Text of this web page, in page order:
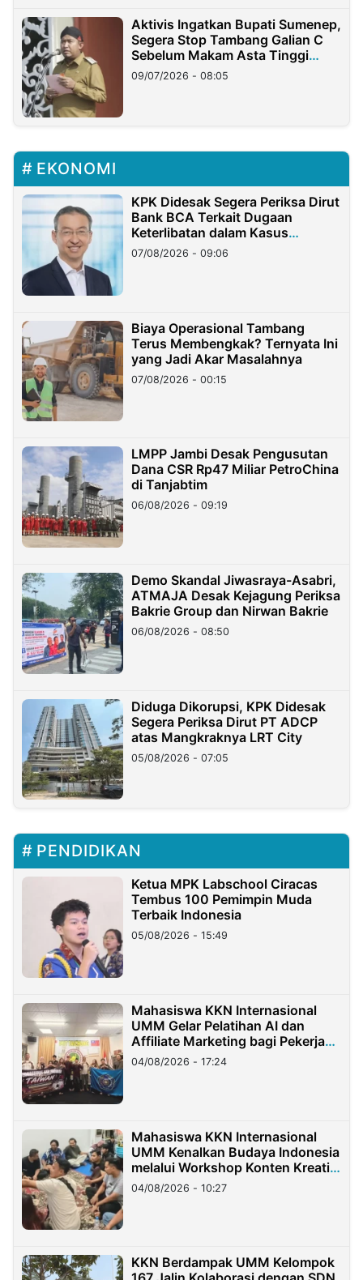
Aktivis Ingatkan Bupati Sumenep,
Segera Stop Tambang Galian C
Sebelum Makam Asta Tinggi
Longsor
09/07/2026 - 08:05
EKONOMI
KPK Didesak Segera Periksa Dirut
Bank BCA Terkait Dugaan
Keterlibatan dalam Kasus
Hilangnya Dana Nasabah Rp2,58
Miliar
07/08/2026 - 09:06
Biaya Operasional Tambang
Terus Membengkak? Ternyata Ini
yang Jadi Akar Masalahnya
07/08/2026 - 00:15
LMPP Jambi Desak Pengusutan
Dana CSR Rp47 Miliar PetroChina
di Tanjabtim
06/08/2026 - 09:19
Demo Skandal Jiwasraya-Asabri,
ATMAJA Desak Kejagung Periksa
Bakrie Group dan Nirwan Bakrie
06/08/2026 - 08:50
Diduga Dikorupsi, KPK Didesak
Segera Periksa Dirut PT ADCP
atas Mangkraknya LRT City
05/08/2026 - 07:05
PENDIDIKAN
Ketua MPK Labschool Ciracas
Tembus 100 Pemimpin Muda
Terbaik Indonesia
05/08/2026 - 15:49
Mahasiswa KKN Internasional
UMM Gelar Pelatihan AI dan
Affiliate Marketing bagi Pekerja
Migran Indonesia di Taiwan
04/08/2026 - 17:24
Mahasiswa KKN Internasional
UMM Kenalkan Budaya Indonesia
melalui Workshop Konten Kreatif
di Taiwan
04/08/2026 - 10:27
KKN Berdampak UMM Kelompok